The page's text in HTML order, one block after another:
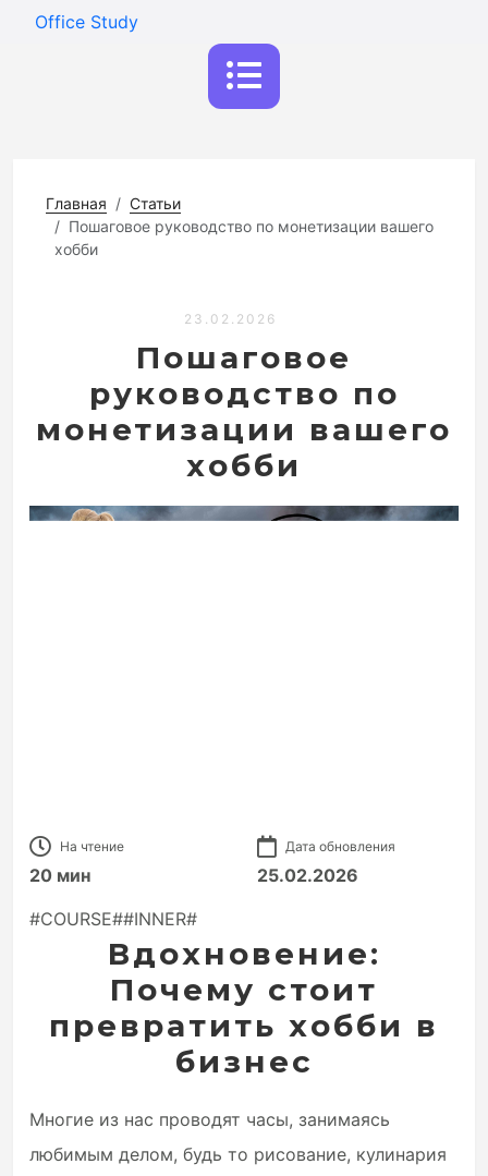
Office Study
Главная
Статьи
Пошаговое руководство по монетизации вашего
хобби
23.02.2026
Пошаговое
руководство по
монетизации вашего
хобби
На чтение
20 мин
Дата обновления
25.02.2026
#COURSE##INNER#
Вдохновение:
Почему стоит
превратить хобби в
бизнес
Многие из нас проводят часы, занимаясь
любимым делом, будь то рисование, кулинария